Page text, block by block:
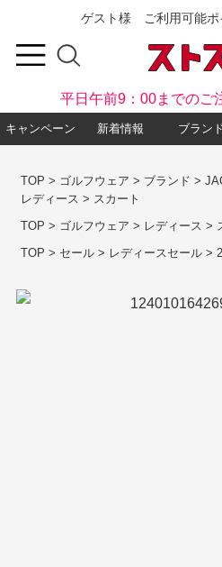
ゲスト様 ご利用可能ポ
平日午前9：00までのご
キャンペーン 新着情報 ブラン
TOP > ゴルフウェア > ブランド >
レディース > スカート
TOP > ゴルフウェア > レディース >
TOP > セール> レディースセール>